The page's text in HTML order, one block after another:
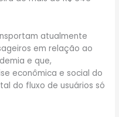
atualmente
em relação ao
e que,
econômica e social do
do fluxo de usuários só